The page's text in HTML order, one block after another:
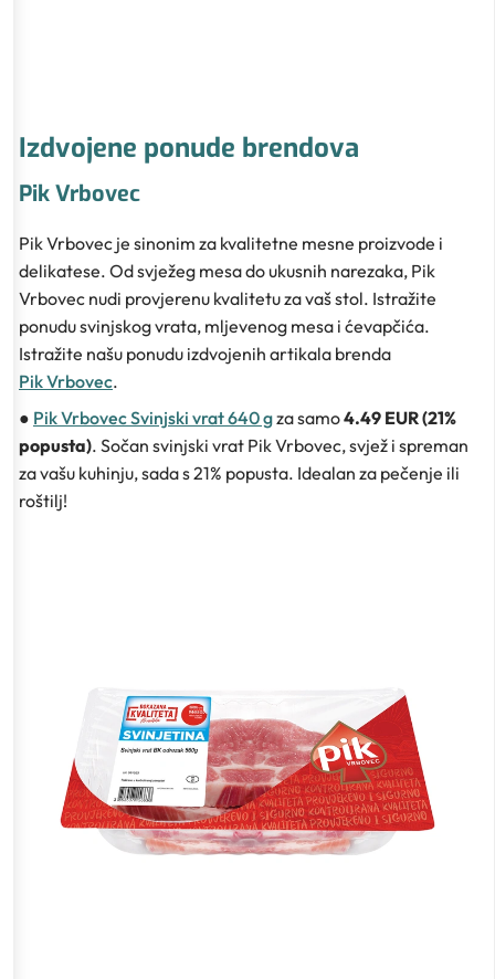
Izdvojene ponude brendova
Pik Vrbovec
Pik Vrbovec je sinonim za kvalitetne mesne proizvode i
delikatese. Od svježeg mesa do ukusnih narezaka, Pik
Vrbovec nudi provjerenu kvalitetu za vaš stol. Istražite
ponudu svinjskog vrata, mljevenog mesa i ćevapčića.
Istražite našu ponudu izdvojenih artikala brenda
Pik Vrbovec.
● Pik Vrbovec Svinjski vrat 640 gza samo4.49 EUR (21%
popusta). Sočan svinjski vrat Pik Vrbovec, svjež i spreman
za vašu kuhinju, sada s 21% popusta. Idealan za pečenje ili
roštilj!